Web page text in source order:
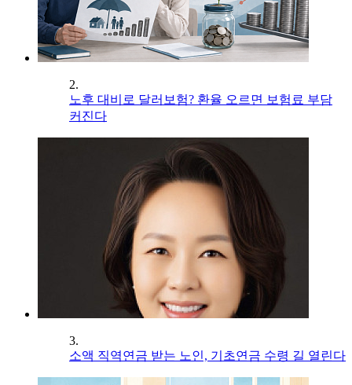
2.
노후 대비로 달러보험? 환율 오르면 보험료 부담
커진다
3.
소액 직역연금 받는 노인, 기초연금 수령 길 열린다